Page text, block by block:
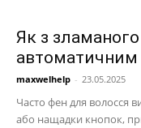
Як з
maxwelhelp - 23.05.2025
Часто фен для волосся
або нащадки кнопок,